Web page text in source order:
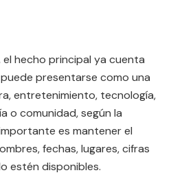
hecho principal ya cuenta
presentarse como una
entretenimiento, tecnología,
o comunidad, según la
es mantener el
fechas, lugares, cifras
estén disponibles.